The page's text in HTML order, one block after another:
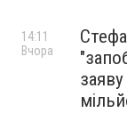
14:11
Вчора